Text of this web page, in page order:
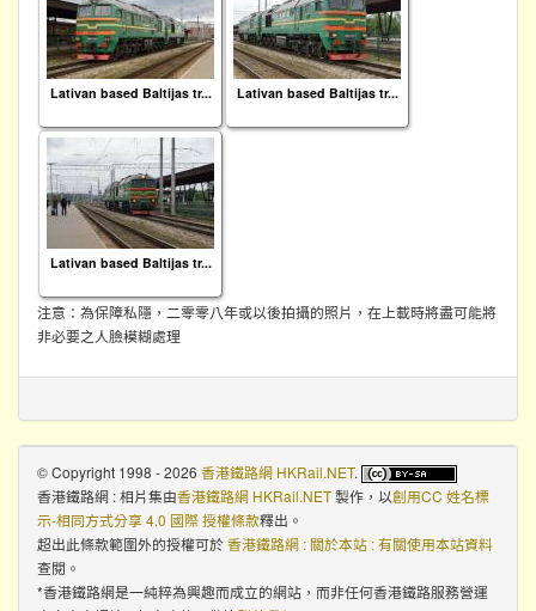
Lativan based Baltijas tr... Lativan based Baltijas tr...
Lativan based Baltijas tr...
注意：為保障私隱，二零零八年或以後拍攝的照片，在上載時將盡可能將
非必要之人臉模糊處理
© Copyright 1998 - 2026 香港鐵路網 HKRail.NET.
香港鐵路網 : 相片集由香港鐵路網 HKRail.NET製作，以創用CC 姓名標
示-相同方式分享 4.0 國際 授權條款釋出。
超出此條款範圍外的授權可於香港鐵路網 : 關於本站 : 有關使用本站資料
查閱。
*香港鐵路網是一純粹為興趣而成立的網站，而非任何香港鐵路服務營運